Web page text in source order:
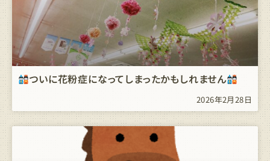
ついに花粉症になってしまったかもしれません
2026年2月28日